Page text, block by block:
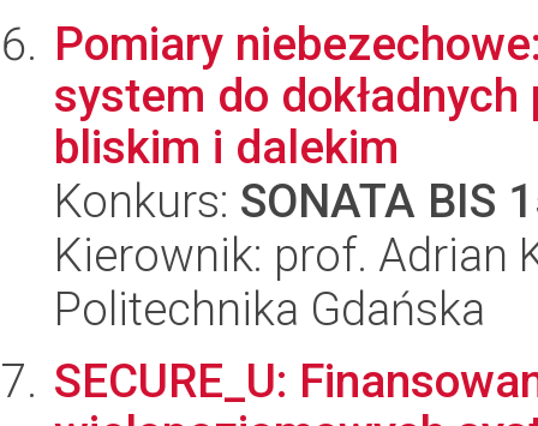
Pomiary
system do
bliskim i dalekim
Konkurs: SONATA BIS
Kierownik: prof. Adrian
Politechnika Gdańska
SECURE_U: